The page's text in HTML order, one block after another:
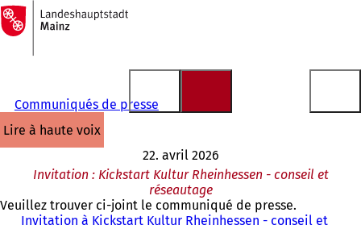
Accéder au contenu
Vers
la
page
d'accueil
Communiqués de presse
lire à haute voix
22. avril 2026
Invitation : Kickstart Kultur Rheinhessen - conseil et
réseautage
Veuillez trouver ci-joint le communiqué de presse.
Invitation à Kickstart Kultur Rheinhessen - conseil et